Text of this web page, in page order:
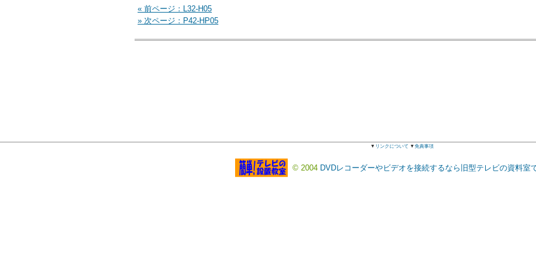
« 前ページ：L32-H05
» 次ページ：P42-HP05
▼ リンクについて ▼ 免責事項
© 2004 DVDレコーダーやビデオを接続するなら旧型テレビの資料室